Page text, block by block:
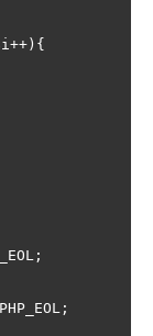
++){
;
PHP_EOL ;